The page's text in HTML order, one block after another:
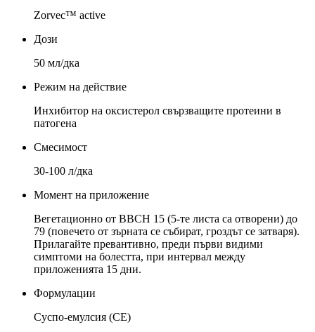
Zorvec™ active
Дози
50 мл/дка
Режим на действие
Инхибитор на оксистерол свързващите протеини в
патогена
Смесимост
30-100 л/дка
Момент на приложение
Вегетационно от BBCH 15 (5-те листа са отворени) до
79 (повечето от зърната се събират, гроздът се затваря).
Прилагайте превантивно, преди първи видими
симптоми на болестта, при интервал между
приложенията 15 дни.
Формулации
Суспо-емулсия (СЕ)